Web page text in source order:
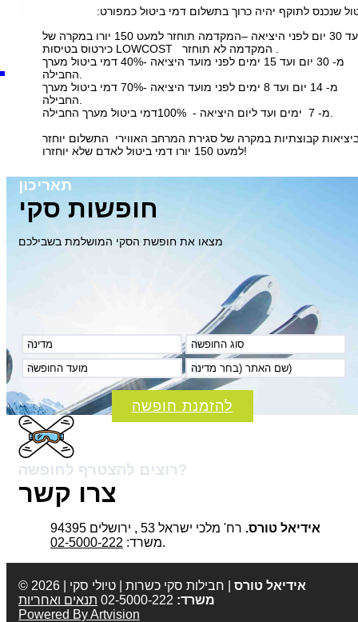
שנכנס לתוקף יהיה כרוך בתשלום דמי ביטול כמפורט:
עד 30 יום לפני היציאה –המקדמה תוחזר למעט 150 יורו במקרה של
מ- 30 יום ועד 15 ימים לפני מועד היציאה -40% דמי ביטול מערך
מ- 14 יום ועד 8 ימים לפני מועד היציאה -70% דמי ביטול מערך
קבוצתיות במקרה של סגירת המרחב האווירי התשלום יוחזר
למעט 150 יורו דמי ביטול לאדם שלא יוחזרו!
תאריכון
חופשות סקי
מצאו את חופשת הסקי המושלמת בשבילכם
להזמנת חופשה
רוצים להצטרף לחופשה?
צרו קשר
אידיאל טורס. רח' מלכי ישראל 53 , ירושלים 94395
משרד: 02-5000-222 .
© 2026 אידיאל טורס | חבילות סקי כשרות | טיולי סקי |
משרד: 02-5000-222 תנאים ואחריות
Powered By Artvision